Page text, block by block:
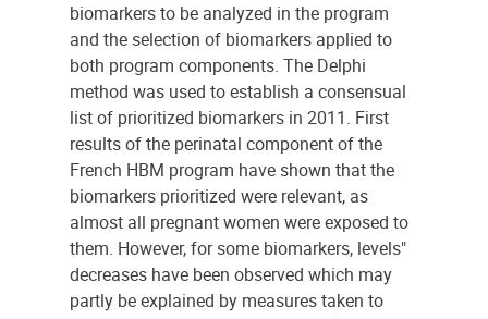
biomarkers to be analyzed in the program
and the selection of biomarkers applied to
both program components. The Delphi
method was used to establish a consensual
list of prioritized biomarkers in 2011. First
results of the perinatal component of the
French HBM program have shown that the
biomarkers prioritized were relevant, as
almost all pregnant women were exposed to
them. However, for some biomarkers, levels"
decreases have been observed which may
partly be explained by measures taken to